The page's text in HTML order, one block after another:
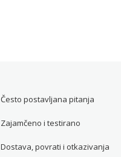
Često postavljana pitanja
Zajamčeno i testirano
Dostava, povrati i otkazivanja